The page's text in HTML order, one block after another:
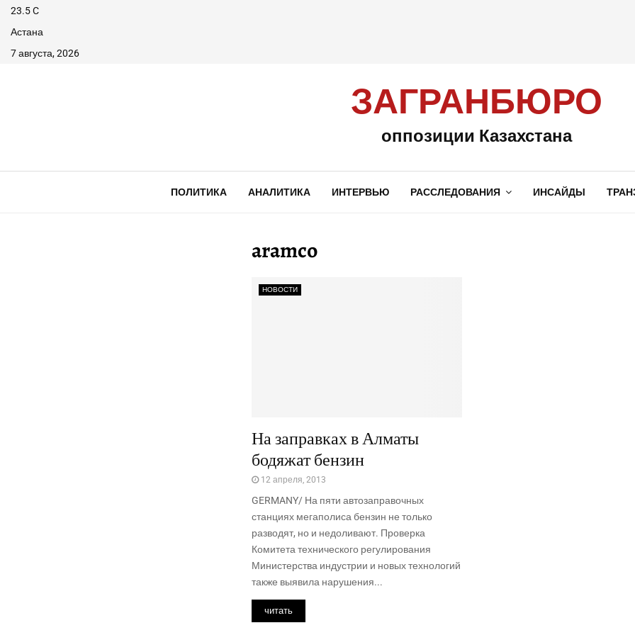
23.5C
Астана
7 августа, 2026
ЗАГРАНБЮРО
оппозиции Казахстана
ПОЛИТИКА АНАЛИТИКА ИНТЕРВЬЮ РАССЛЕДОВАНИЯ ИНСАЙДЫ
aramco
НОВОСТИ
На заправках в Алматы
бодяжат бензин
12 апреля, 2013
GERMANY/ На пяти автозаправочных
станциях мегаполиса бензин не только
разводят, но и недоливают. Проверка
Комитета технического регулирования
Министерства индустрии и новых технологий
также выявила нарушения...
читать